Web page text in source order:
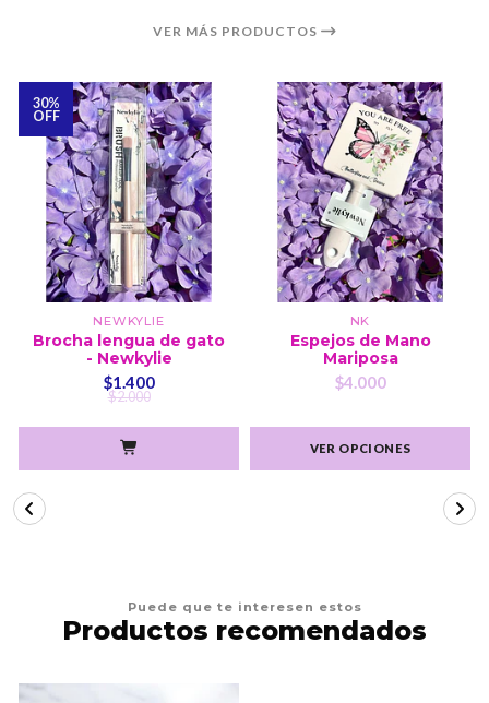
VER MÁS PRODUCTOS
30%
OFF
NEWKYLIE
Brocha lengua de gato
- Newkylie
$1.400
$2.000
NK
Espejos de Mano
Mariposa
$4.000
VER OPCIONES
Puede que te interesen estos
Productos recomendados